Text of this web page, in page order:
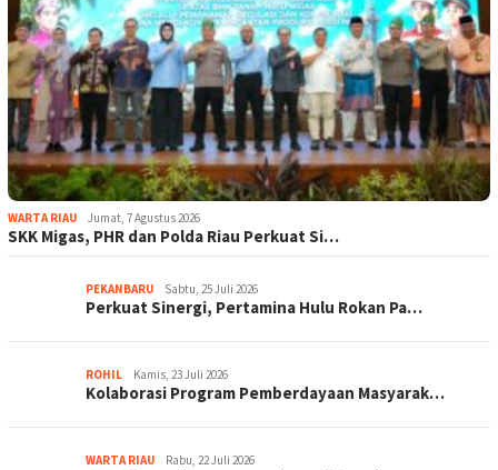
WARTA RIAU Jumat, 7 Agustus 2026
SKK Migas, PHR dan Polda Riau Perkuat Si…
PEKANBARU Sabtu, 25 Juli 2026
Perkuat Sinergi, Pertamina Hulu Rokan Pa…
ROHIL Kamis, 23 Juli 2026
Kolaborasi Program Pemberdayaan Masyarak…
WARTA RIAU Rabu, 22 Juli 2026